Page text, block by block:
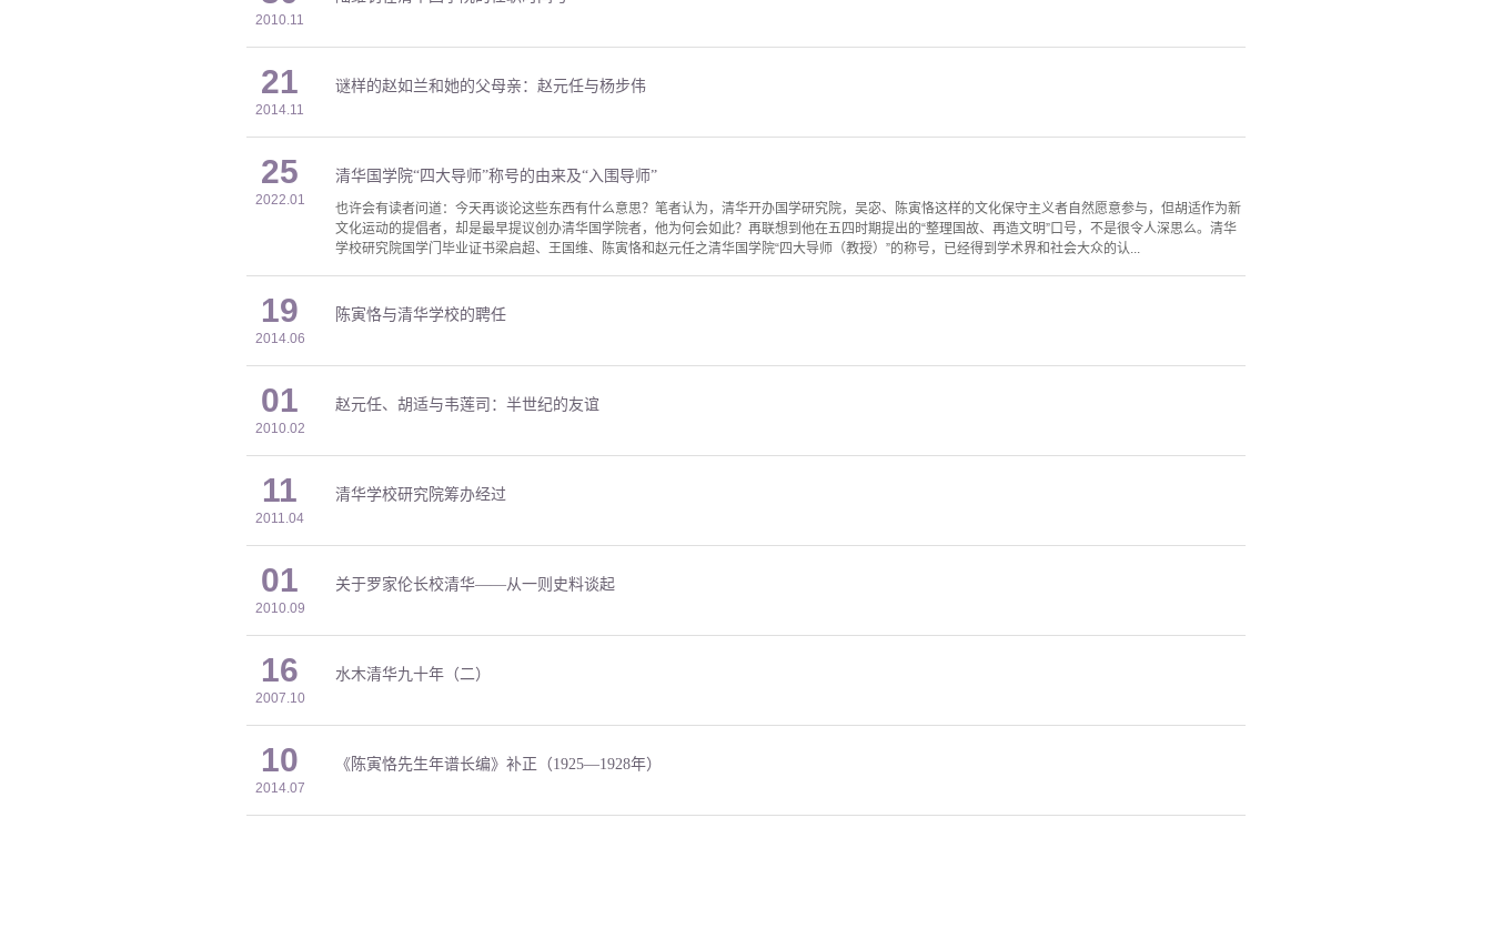
2010.11
21
2014.11
谜样的赵如兰和她的父母亲：赵元任与杨步伟
25
2022.01
清华国学院“四大导师”称号的由来及“入围导师”
也许会有读者问道：今天再谈论这些东西有什么意思？笔者认为，清华开办国学研究院，吴宓、陈寅恪这样的文化保守主义者自然愿意参与，但胡适作为新
文化运动的提倡者，却是最早提议创办清华国学院者，他为何会如此？再联想到他在五四时期提出的“整理国故、再造文明”口号，不是很令人深思么。清华
学校研究院国学门毕业证书梁启超、王国维、陈寅恪和赵元任之清华国学院“四大导师（教授）”的称号，已经得到学术界和社会大众的认...
19
2014.06
陈寅恪与清华学校的聘任
01
2010.02
赵元任、胡适与韦莲司：半世纪的友谊
11
2011.04
清华学校研究院筹办经过
01
2010.09
关于罗家伦长校清华——从一则史料谈起
16
2007.10
水木清华九十年（二）
10
2014.07
《陈寅恪先生年谱长编》补正（1925—1928年）